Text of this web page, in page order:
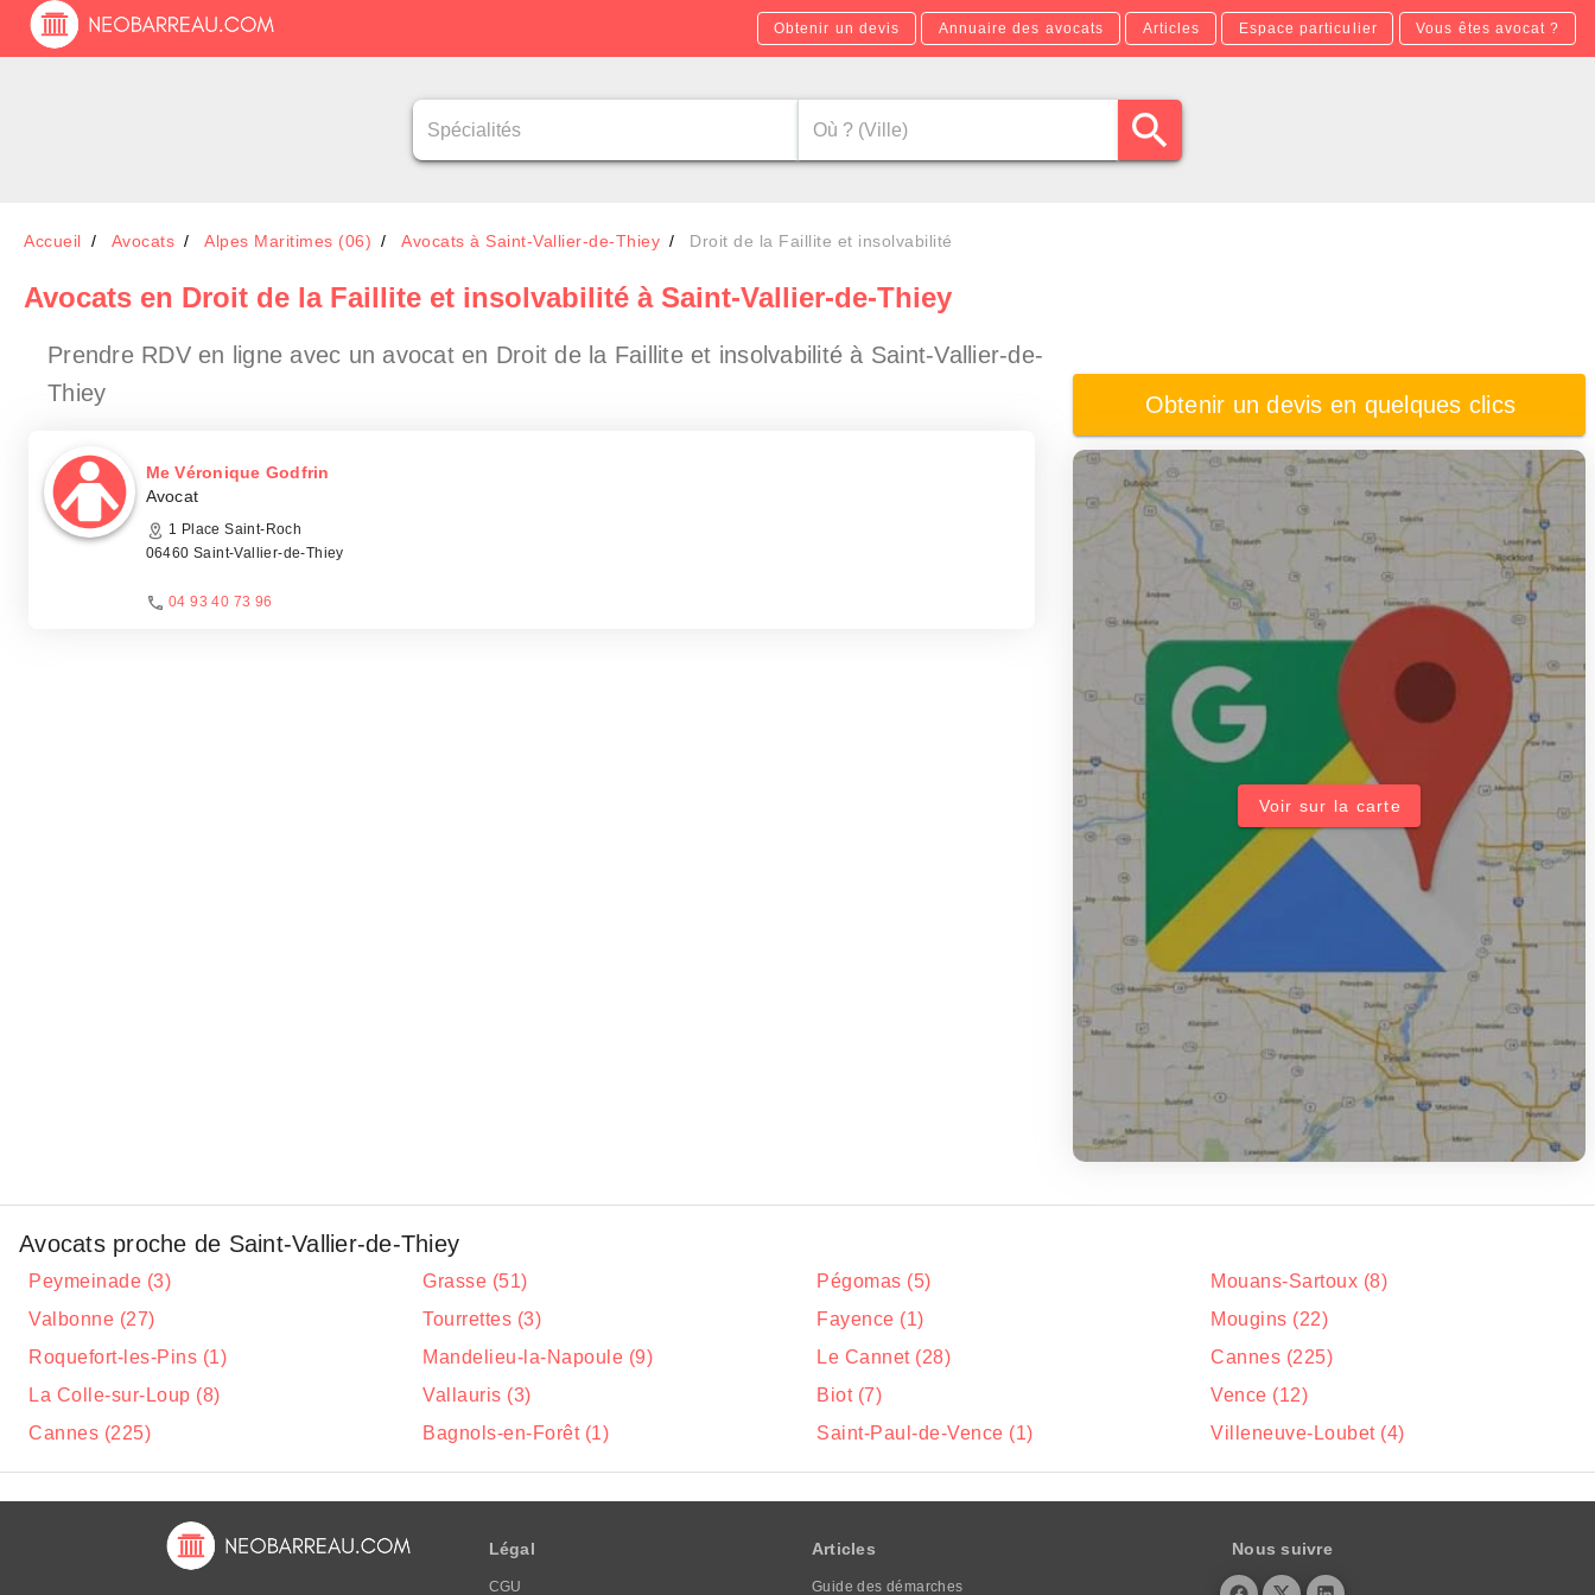
Obtenir un devis Annuaire des avocats Articles Espace particulier Vous êtes avocat ?
Accueil Avocats Alpes Maritimes (06) Avocats à Saint-Vallier-de-Thiey Droit de la Faillite et insolvabilité
Avocats en Droit de la Faillite et insolvabilité à Saint-Vallier-de-Thiey
Prendre RDV en ligne avec un avocat en Droit de la Faillite et insolvabilité à Saint-Vallier-de-
Thiey
Me Véronique Godfrin
Avocat
1 Place Saint-Roch
06460 Saint-Vallier-de-Thiey
04 93 40 73 96
Obtenir un devis en quelques clics
Voir sur la carte
Avocats proche de Saint-Vallier-de-Thiey
Peymeinade (3) Grasse (51) Pégomas (5)
Mouans-Sartoux (8)
Valbonne (27)
Tourrettes (3) Fayence (1)
Mougins (22)
Roquefort-les-Pins (1)
Mandelieu-la-Napoule (9) Le Cannet (28)
Cannes (225)
La Colle-sur-Loup (8)
Vallauris (3) Biot (7)
Vence (12)
Cannes (225)
Bagnols-en-Forêt (1) Saint-Paul-de-Vence (1) Villeneuve-Loubet (4)
Légal
CGU
Articles
Guide des démarches
Nous suivre